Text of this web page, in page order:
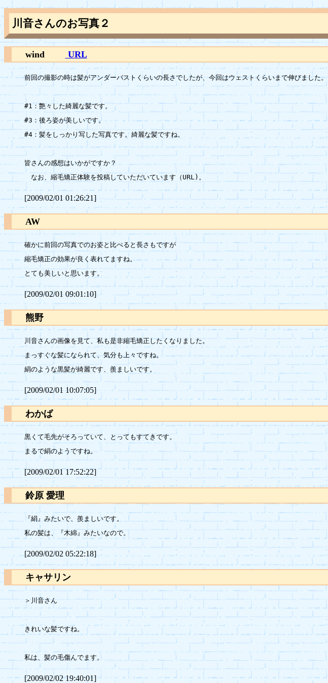
川音さんのお写真２
wind URL
前回の撮影の時は髪がアンダーバストくらいの長さでしたが、今回はウェストくらいまで伸びました。
#1：艶々した綺麗な髪です。
#3：後ろ姿が美しいです。
#4：髪をしっかり写した写真です。綺麗な髪ですね。
皆さんの感想はいかがですか？
[2009/02/01 01:26:21]
AW
確かに前回の写真でのお姿と比べると長さもですが
縮毛矯正の効果が良く表れてますね。
[2009/02/01 09:01:10]
熊野
川音さんの画像を見て、私も是非縮毛矯正したくなりました。
まっすぐな髪になられて、気分も上々ですね。
[2009/02/01 10:07:05]
わかば
黒くて毛先がそろっていて、とってもすてきです。
[2009/02/01 17:52:22]
鈴原 愛理
『絹』みたいで、羨ましいです。
[2009/02/02 05:22:18]
キャサリン
＞川音さん
きれいな髪ですね。
[2009/02/02 19:40:01]